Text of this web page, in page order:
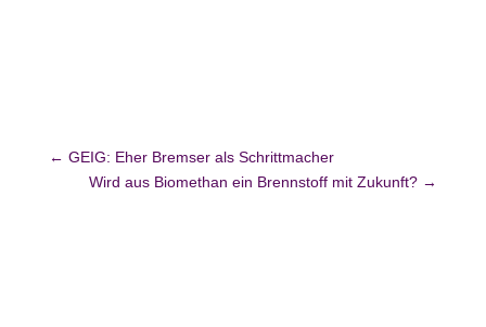
← GEIG: Eher Bremser als Schrittmacher
Wird aus Biomethan ein Brennstoff mit Zukunft? →